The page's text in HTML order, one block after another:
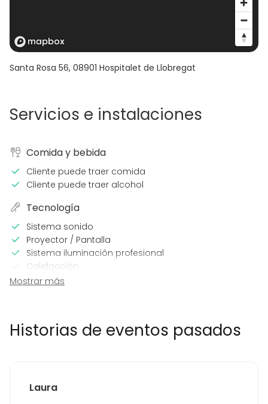
Santa Rosa 56, 08901 Hospitalet de Llobregat
Servicios e instalaciones
Comida y bebida
Cliente puede traer comida
Cliente puede traer alcohol
Tecnología
Sistema sonido
Proyector / Pantalla
Sistema iluminación profesional
Calefacción
Aire acondicionado
Posibilidad de bailar
Mostrar más
Historias de eventos pasados
Laura